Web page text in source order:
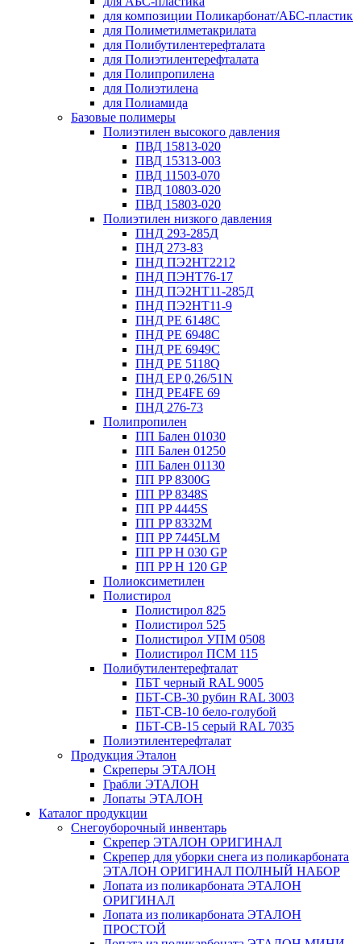
для композиции Поликарбонат/АБС-пластик
для Полиметилметакрилата
для Полибутилентерефталата
для Полиэтилентерефталата
для Полипропилена
для Полиэтилена
для Полиамида
Базовые полимеры
Полиэтилен высокого давления
ПВД 15813-020
ПВД 15313-003
ПВД 11503-070
ПВД 10803-020
ПВД 15803-020
Полиэтилен низкого давления
ПНД 293-285Д
ПНД 273-83
ПНД ПЭ2НТ2212
ПНД ПЭНТ76-17
ПНД ПЭ2НТ11-285Д
ПНД ПЭ2НТ11-9
ПНД PE 6148C
ПНД PE 6948C
ПНД PE 6949C
ПНД PE 5118Q
ПНД EP 0,26/51N
ПНД PE4FE 69
ПНД 276-73
Полипропилен
ПП Бален 01030
ПП Бален 01250
ПП Бален 01130
ПП PP 8300G
ПП PP 8348S
ПП PP 4445S
ПП PP 8332M
ПП PP 7445LM
ПП PP H 030 GP
ПП PP H 120 GP
Полиоксиметилен
Полистирол
Полистирол 825
Полистирол 525
Полистирол УПМ 0508
Полистирол ПСМ 115
Полибутилентерефталат
ПБТ черный RAL 9005
ПБТ-СВ-30 рубин RAL 3003
ПБТ-СВ-10 бело-голубой
ПБТ-СВ-15 серый RAL 7035
Полиэтилентерефталат
Продукция Эталон
Скреперы ЭТАЛОН
Грабли ЭТАЛОН
Лопаты ЭТАЛОН
Каталог продукции
Снегоуборочный инвентарь
Скрепер ЭТАЛОН ОРИГИНАЛ
Скрепер для уборки снега из поликарбоната
ЭТАЛОН ОРИГИНАЛ ПОЛНЫЙ НАБОР
Лопата из поликарбоната ЭТАЛОН
ОРИГИНАЛ
Лопата из поликарбоната ЭТАЛОН
ПРОСТОЙ